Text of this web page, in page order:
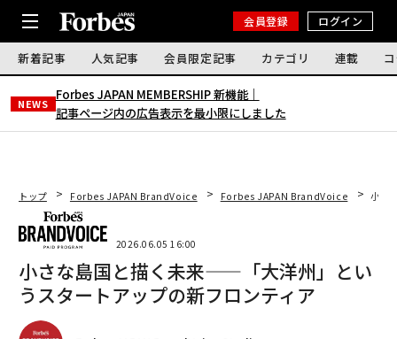
会員登録 ログイン
新着記事 人気記事 会員限定記事 カテゴリ 連載
NEWS
Forbes JAPAN MEMBERSHIP 新機能｜
記事ページ内の広告表示を最小限にしました
トップ Forbes JAPAN BrandVoice Forbes JAPAN BrandVoice 小さ
2026.06.05 16:00
小さな島国と描く未来——「大洋州」とい
うスタートアップの新フロンティア